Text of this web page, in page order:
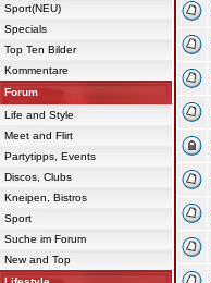
Sport(NEU)
Specials
Top Ten Bilder
Kommentare
Forum
Life and Style
Meet and Flirt
Partytipps, Events
Discos, Clubs
Kneipen, Bistros
Sport
Suche im Forum
New and Top